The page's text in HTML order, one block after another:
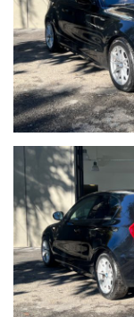
LE IMMAGINI
I NOSTRI ANNUNCI
SOLO AD USO